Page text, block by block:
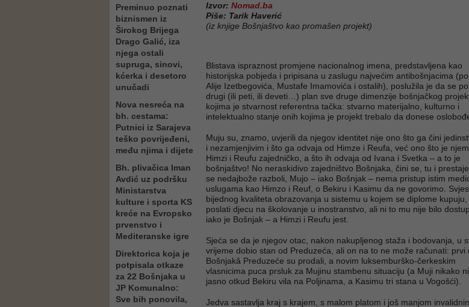
Preminuo poznati
biznismen iz
Širokog Brijega
Drago Galić, iza
njega ostali
supruga, sinovi,
kćerka i desetoro
unučadi
Nova nesreća na
bh. cestama:
Putnici iz Sarajeva
teško povrijeđeni,
među njima i dijete
Bh. plivačica Iman
Avdić uz podršku
Ministarstva
kulture i sporta KS
kreće na Evropsko
prvenstvo i
Mediteranske igre
Direktorica koja je
potpisala otkaze
za 22 Bošnjaka u
JP Komunalno:
Sve bih ponovila,
Izvor: Nomad.ba
Piše: Tarik Haverić
(iz knjige Bošnjaštvo kao promašen projekt)
Blistava ispraznost promjene nacionalnog imena, predstavljena kao
historijska pobjeda i pripisana u zaslugu najvećim antibošnjacima
Alije Izetbegovića, Mustafe Imamovića i ostalih), poslužila je da se
drugi (ili peti, ili deveti…) plan sve druge dimenzije bošnjačkog
kojima je stvarnost referentna tačka: stvarno materijalno, kulturno i
intelektualno stanje onih kojima je projekt trebalo da donese
Muju su, znamo, uvjerili da njegov identitet nije ono što ga čini
i nezamjenjivim i što ga odvaja od Himze i Reufa, već ono što je
Himzi i Reufu zajedničko, a što ih odvaja od Ivana i Svetka – a to je
bošnjaštvo! No neraskidivo zajedništvo Bošnjaka, čini se, tu i
se nedajbože razboli, Mujo – iako Bošnjak – nema pristup istim
uslugama kao Himzo i Reuf, o Bekiru i Kasimu da ne govorimo.
bijednog kvaliteta obrazovanja u sistemu u kojem se diplome kupuju,
poslati djecu na školovanje u inostranstvo, ali ni to mu nije bilo
iako je Bošnjak – a Himzi i Reufu jest.
Sjeća se da je njegov otac, nakon nakupljenog staža i bodovanja, u
vrijeme dobio stan od Preduzeća, ali on na to ne može računati: prvi
Bošnjakâ Preduzeće su prodali, a novim luksemburško-čerkeskim
vlasnicima puca prsluk za Mujinu stambenu situaciju (a Muji nikako
jasno otkud Bekiru vila na Poljinama, a Kasimu tri stana u Vogošći).
Jedva sastavlja kraj s krajem, s malom platom i još manjom